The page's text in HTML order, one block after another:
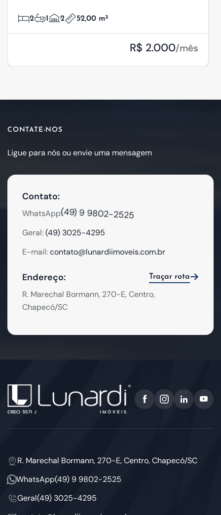
2 1 2 52,00 m²
R$ 2.000/mês
CONTATE-NOS
Ligue para nós ou envie uma mensagem
Contato:
WhatsApp:(49) 9 9802-2525
Geral:(49) 3025-4295
E-mail:contato@lunardiimoveis.com.br
Endereço: Traçar rota
R. Marechal Bormann, 270-E, Centro,
Chapecó/SC
R. Marechal Bormann, 270-E, Centro, Chapecó/SC
WhatsApp(49) 9 9802-2525
Geral(49) 3025-4295